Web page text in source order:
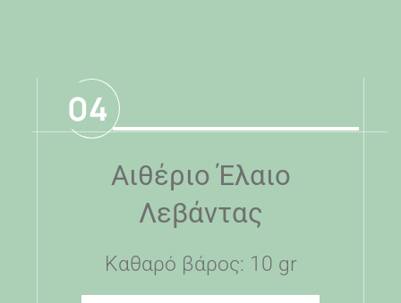
04
Αιθέριο Έλαιο
Λεβάντας
Καθαρό βάρος: 10 gr